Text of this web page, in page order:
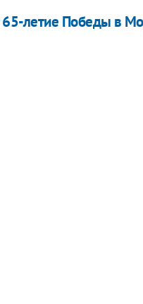
65-летие Победы в